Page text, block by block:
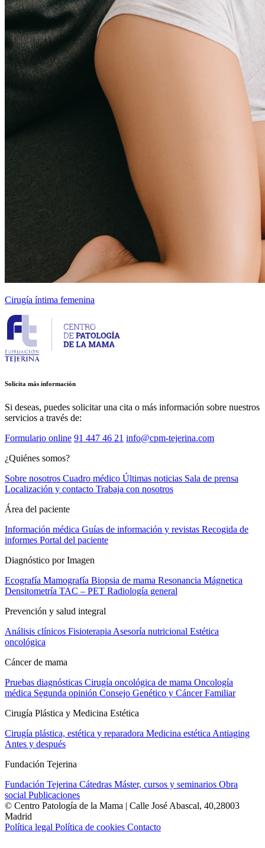
Cirugía íntima femenina
Solicita más información
Si deseas, puedes solicitar una cita o más información sobre nuestros
servicios a través de:
Formulario online 91 447 46 21 info@cpm-tejerina.com
¿Quiénes somos?
Sobre nosotros Cuadro médico Últimas noticias Sala de prensa
Localización y contacto Trabaja con nosotros
Área del paciente
Información médica Guías de información y revistas Recogida de
informes Portal del paciente
Diagnóstico por Imagen
Ecografía Mamografía Biopsia de mama Resonancia Mágnetica
Densitometría TAC – PET Radiología general
Prevención y salud integral
Análisis clínicos Fisioterapia Asesoría nutricional Estética
oncológica
Cáncer de mama
Pruebas diagnósticas Cirugía oncológica de mama Oncología
médica Segunda opinión Consejo Genético y Cáncer Familiar
Cirugía Plástica y Medicina Estética
Cirugía plástica, estética y reparadora Medicina estética Antiaging
Antes y después
Fundación Tejerina
Fundación Tejerina Cátedras Máster, cursos y seminarios Obra
social Publicaciones
© Centro Patología de la Mama | Calle José Abascal, 40,28003
Madrid
Política legal Política de cookies Contacto